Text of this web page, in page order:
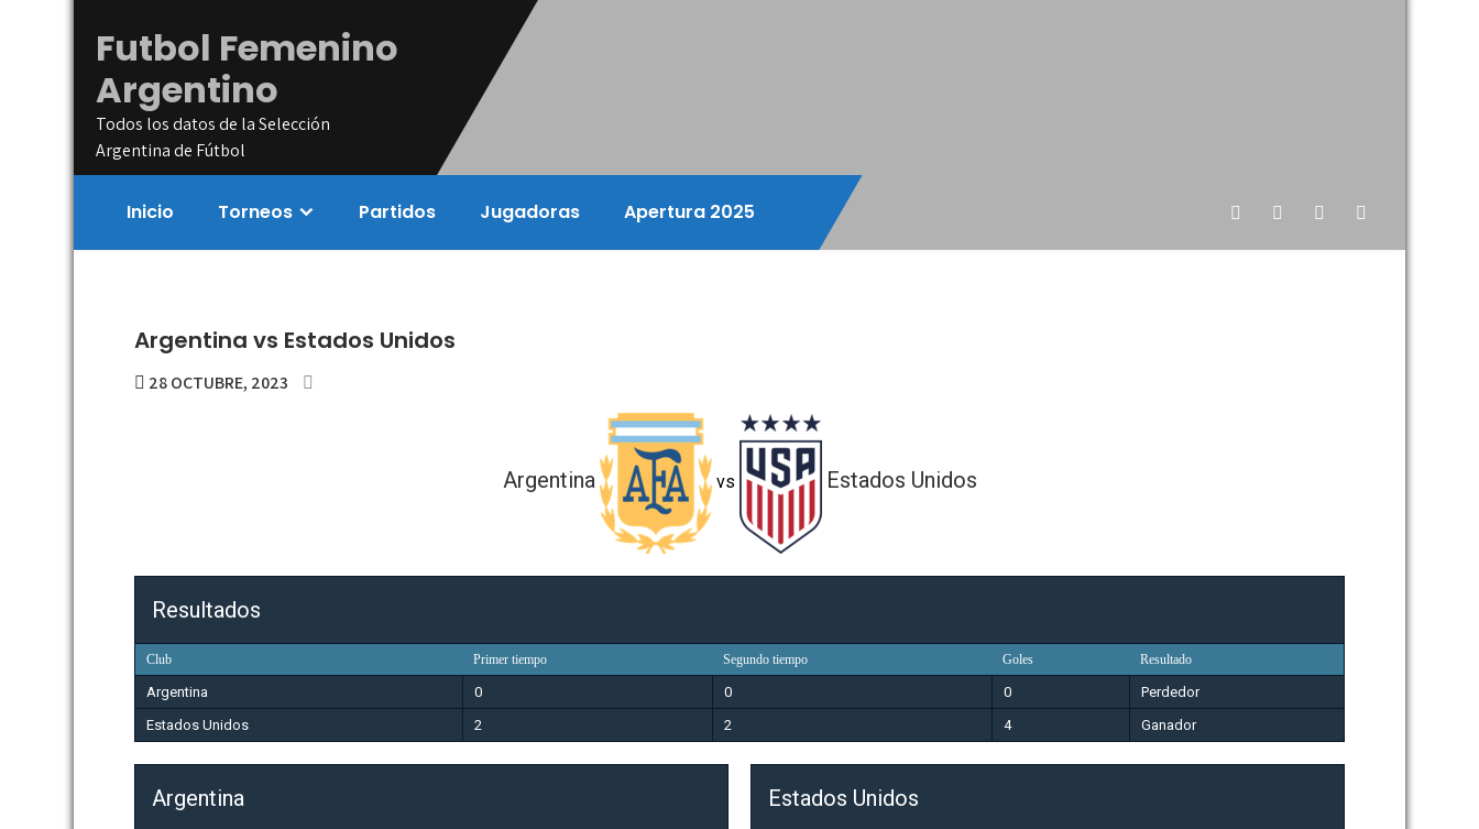
Futbol Femenino
Argentino
Todos los datos de la Selección
Argentina de Fútbol
Inicio Torneos Partidos Jugadoras Apertura 2025
Argentina vs Estados Unidos
28 OCTUBRE, 2023
Argentina vs Estados Unidos
Resultados
Club Primer tiempo Segundo tiempo Goles Resultado
Argentina 0 0 0
Perdedor
Estados Unidos
2 2 4 Ganador
Argentina Estados Unidos